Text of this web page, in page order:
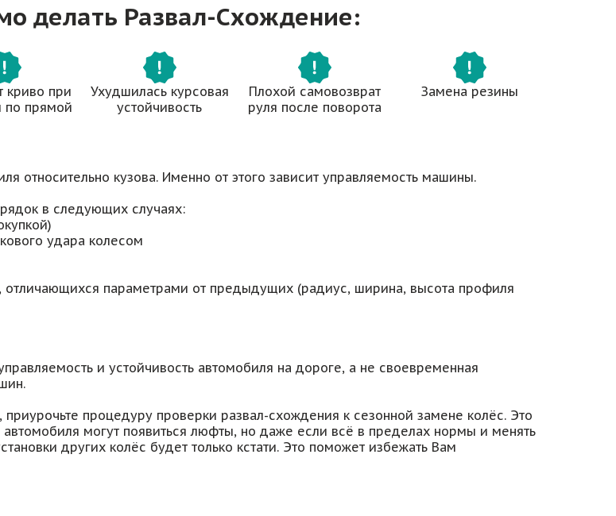
делать Развал-Схождение:
криво при
по прямой
Ухудшилась курсовая
устойчивость
Плохой самовозврат
руля после поворота
Замена резины
относительно кузова. Именно от этого зависит управляемость машины.
в следующих случаях:
удара колесом
отличающихся параметрами от предыдущих (радиус, ширина, высота профиля
и устойчивость автомобиля на дороге, а не своевременная
процедуру проверки развал-схождения к сезонной замене колёс. Это
автомобиля могут появиться люфты, но даже если всё в пределах нормы и менять
других колёс будет только кстати. Это поможет избежать Вам